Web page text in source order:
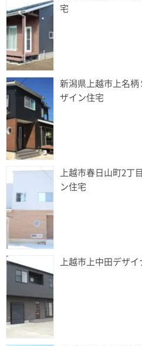
宅
新潟県上越市上名柄
ザイン住宅
上越市春日山町2丁
ン住宅
上越市上中田デザ